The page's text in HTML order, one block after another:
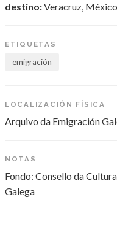
destino:Veracruz, México
ETIQUETAS
emigración
LOCALIZACIÓN FÍSICA
Arquivo da Emigración
NOTAS
Fondo: Consello da
Galega